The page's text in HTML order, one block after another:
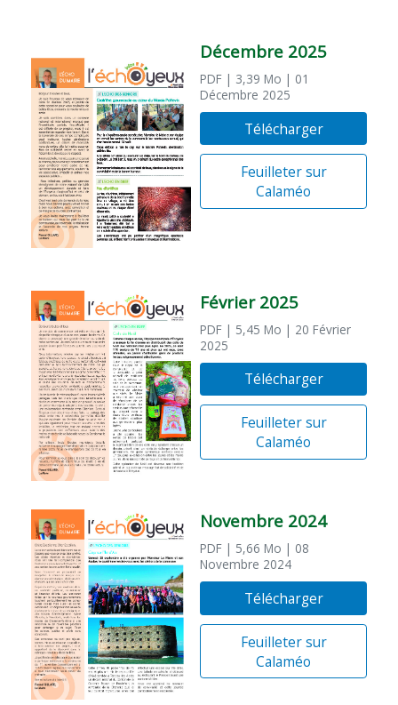
Décembre 2025
PDF | 3,39 Mo | 01
Décembre 2025
Télécharger
Feuilleter sur
Calaméo
Février 2025
PDF | 5,45 Mo | 20 Février
2025
Télécharger
Feuilleter sur
Calaméo
Novembre 2024
PDF | 5,66 Mo | 08
Novembre 2024
Télécharger
Feuilleter sur
Calaméo